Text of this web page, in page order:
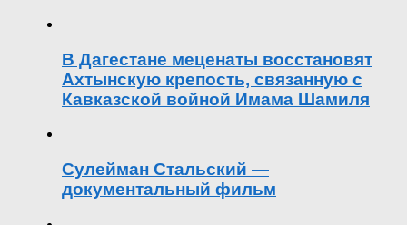
В Дагестане меценаты восстановят
Ахтынскую крепость, связанную с
Кавказской войной Имама Шамиля
Сулейман Стальский —
документальный фильм